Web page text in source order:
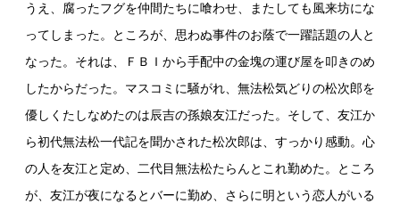
うえ、腐ったフグを仲間たちに喰わせ、またしても風来坊にな
ってしまった。ところが、思わぬ事件のお蔭で一躍話題の人と
なった。それは、ＦＢＩから手配中の金塊の運び屋を叩きのめ
したからだった。マスコミに騒がれ、無法松気どりの松次郎を
優しくたしなめたのは辰吉の孫娘友江だった。そして、友江か
ら初代無法松一代記を聞かされた松次郎は、すっかり感動。心
の人を友江と定め、二代目無法松たらんとこれ勤めた。ところ
が、友江が夜になるとバーに勤め、さらに明という恋人がいる